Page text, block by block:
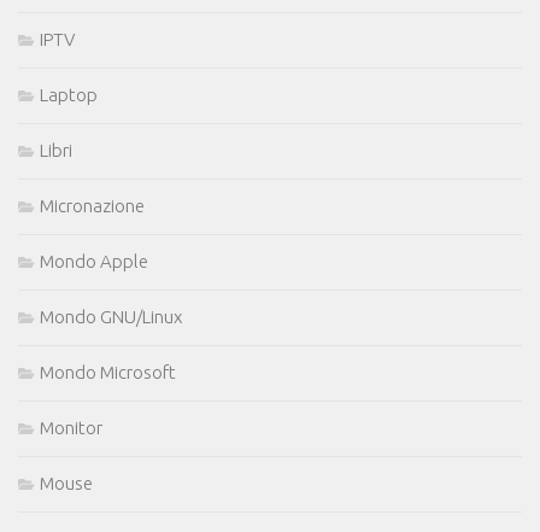
IPTV
Laptop
Libri
Micronazione
Mondo Apple
Mondo GNU/Linux
Mondo Microsoft
Monitor
Mouse